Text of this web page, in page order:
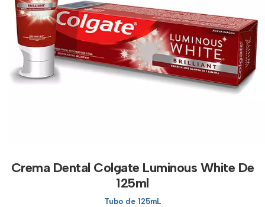
Crema Dental Colgate Luminous White De
125ml
Tubo de 125mL